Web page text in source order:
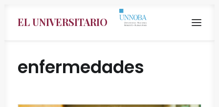
EL UNIVERSITARIO
enfermedades